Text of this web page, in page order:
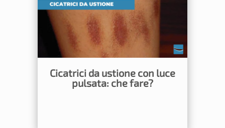
Cicatrici da ustione con luce
pulsata: che fare?